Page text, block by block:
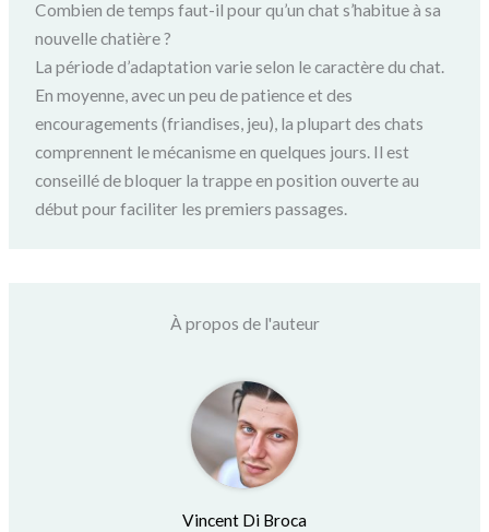
Combien de temps faut-il pour qu’un chat s’habitue à sa
nouvelle chatière ?
La période d’adaptation varie selon le caractère du chat.
En moyenne, avec un peu de patience et des
encouragements (friandises, jeu), la plupart des chats
comprennent le mécanisme en quelques jours. Il est
conseillé de bloquer la trappe en position ouverte au
début pour faciliter les premiers passages.
À propos de l'auteur
Vincent Di Broca